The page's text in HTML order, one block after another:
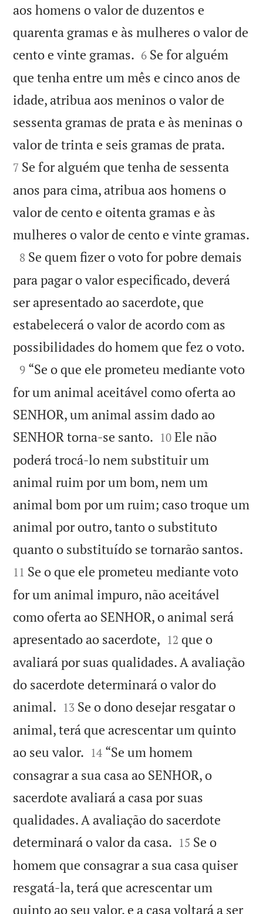
aos homens o valor de duzentos e
quarenta gramas e às mulheres o valor de
cento e vinte gramas. 

6 Se for alguém
que tenha entre um mês e cinco anos de
idade, atribua aos meninos o valor de
sessenta gramas de prata e às meninas o
valor de trinta e seis gramas de prata.
7 Se for alguém que tenha de sessenta
anos para cima, atribua aos homens o
valor de cento e oitenta gramas e às
mulheres o valor de cento e vinte gramas.

8 Se quem fizer o voto for pobre demais
para pagar o valor especificado, deverá
ser apresentado ao sacerdote, que
estabelecerá o valor de acordo com as
possibilidades do homem que fez o voto.

9 “Se o que ele prometeu mediante voto
for um animal aceitável como oferta ao
SENHOR, um animal assim dado ao
SENHOR torna-se santo. 

10 Ele não
poderá trocá-lo nem substituir um
animal ruim por um bom, nem um
animal bom por um ruim; caso troque um
animal por outro, tanto o substituto
quanto o substituído se tornarão santos.
11 Se o que ele prometeu mediante voto
for um animal impuro, não aceitável
como oferta ao SENHOR, o animal será
apresentado ao sacerdote, 

12 que o
avaliará por suas qualidades. A avaliação
do sacerdote determinará o valor do
animal. 

13 Se o dono desejar resgatar o
animal, terá que acrescentar um quinto
ao seu valor. 

14 “Se um homem
consagrar a sua casa ao SENHOR, o
sacerdote avaliará a casa por suas
qualidades. A avaliação do sacerdote
determinará o valor da casa. 

15 Se o
homem que consagrar a sua casa quiser
resgatá-la, terá que acrescentar um
quinto ao seu valor, e a casa voltará a ser